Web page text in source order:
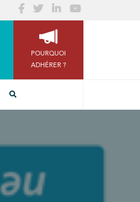
POURQUOI
ADHÉRER ?